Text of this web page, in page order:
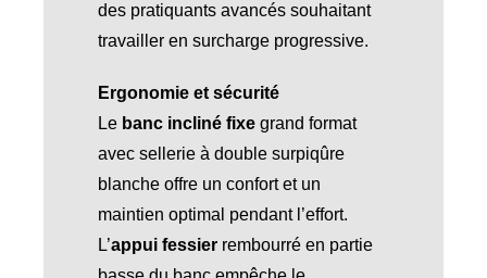
des pratiquants avancés souhaitant
travailler en surcharge progressive.
Ergonomie et sécurité
Le banc incliné fixegrand format
avec sellerie à double surpiqûre
blanche offre un confort et un
maintien optimal pendant l’effort.
L’appui fessierrembourré en partie